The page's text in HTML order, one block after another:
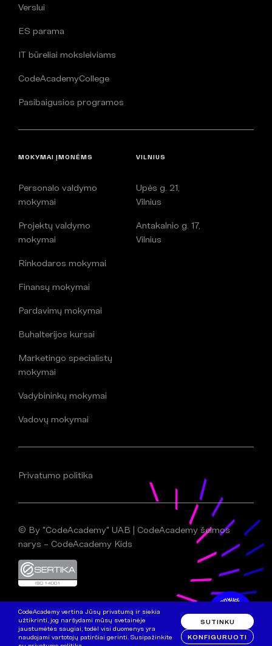
Verslui
ES parama
IT būreliai moksleiviams
CodeAcademyCollege
Pasibaigusios programos
MOKYMAI ĮMONĖMS
Personalo valdymo
mokymai
Projektų valdymo
mokymai
Rinkodaros mokymai
Finansų mokymai
Pardavimų mokymai
Buhalterijos kursai
Marketingo specialistų
mokymai
Vadybininkų mokymai
Vadovų mokymai
VILNIUS
Upės g. 21,
Vilnius
Antakalnio g. 17,
Vilnius
Privatumo politika
© By "CodeAcademy" UAB | CodeAcademy šeimos
narys – CodeAcademy Kids
CodeAcademy vertina Jūsų privatumą ir siekia
užtikrinti, jog naršydami mūsų svetainėje
jaustumėtės saugiai, todėl visi duomenys yra
naudojami vartotojų patirčiai gerinti. Susipažinkite
SUTINKU
KONFIGURUOTI